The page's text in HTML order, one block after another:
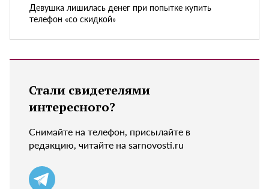
Девушка лишилась денег при попытке купить
телефон «со скидкой»
Стали свидетелями
интересного?
Снимайте на телефон, присылайте в
редакцию, читайте на sarnovosti.ru